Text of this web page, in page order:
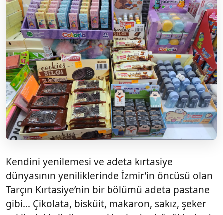
Kendini yenilemesi ve adeta kırtasiye
dünyasının yeniliklerinde İzmir’in öncüsü olan
Tarçın Kırtasiye’nin bir bölümü adeta pastane
gibi… Çikolata, bisküit, makaron, sakız, şeker